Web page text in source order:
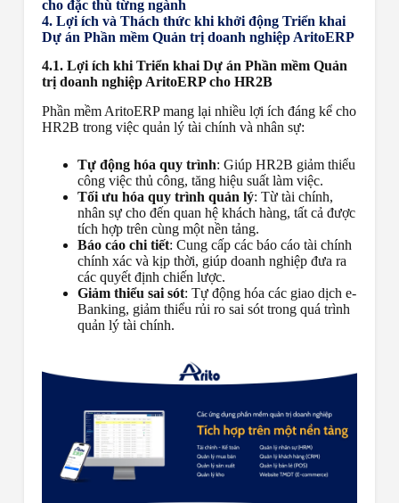
cho đặc thù từng ngành
4. Lợi ích và Thách thức khi khởi động Triển khai
Dự án Phần mềm Quản trị doanh nghiệp AritoERP
4.1. Lợi ích khi Triển khai Dự án Phần mềm Quản
trị doanh nghiệp AritoERP cho HR2B
Phần mềm AritoERP mang lại nhiều lợi ích đáng kể cho
HR2B trong việc quản lý tài chính và nhân sự:
Tự động hóa quy trình: Giúp HR2B giảm thiểu
công việc thủ công, tăng hiệu suất làm việc.
Tối ưu hóa quy trình quản lý: Từ tài chính,
nhân sự cho đến quan hệ khách hàng, tất cả được
tích hợp trên cùng một nền tảng.
Báo cáo chi tiết: Cung cấp các báo cáo tài chính
chính xác và kịp thời, giúp doanh nghiệp đưa ra
các quyết định chiến lược.
Giảm thiểu sai sót: Tự động hóa các giao dịch e-
Banking, giảm thiểu rủi ro sai sót trong quá trình
quản lý tài chính.